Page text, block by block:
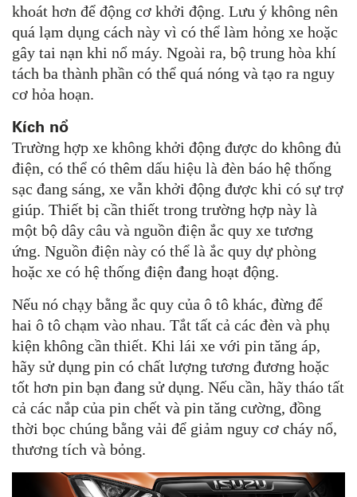
khoát hơn để động cơ khởi động. Lưu ý không nên
quá lạm dụng cách này vì có thể làm hỏng xe hoặc
gây tai nạn khi nổ máy. Ngoài ra, bộ trung hòa khí
tách ba thành phần có thể quá nóng và tạo ra nguy
cơ hỏa hoạn.
Kích nổ
Trường hợp xe không khởi động được do không đủ
điện, có thể có thêm dấu hiệu là đèn báo hệ thống
sạc đang sáng, xe vẫn khởi động được khi có sự trợ
giúp. Thiết bị cần thiết trong trường hợp này là
một bộ dây câu và nguồn điện ắc quy xe tương
ứng. Nguồn điện này có thể là ắc quy dự phòng
hoặc xe có hệ thống điện đang hoạt động.
Nếu nó chạy bằng ắc quy của ô tô khác, đừng để
hai ô tô chạm vào nhau. Tắt tất cả các đèn và phụ
kiện không cần thiết. Khi lái xe với pin tăng áp,
hãy sử dụng pin có chất lượng tương đương hoặc
tốt hơn pin bạn đang sử dụng. Nếu cần, hãy tháo tất
cả các nắp của pin chết và pin tăng cường, đồng
thời bọc chúng bằng vải để giảm nguy cơ cháy nổ,
thương tích và bỏng.